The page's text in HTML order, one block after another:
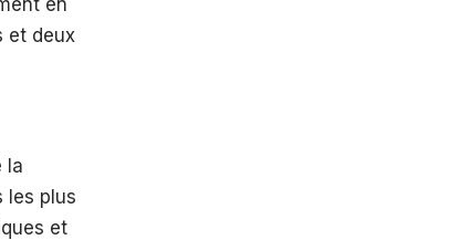
et deux
la
les plus
et